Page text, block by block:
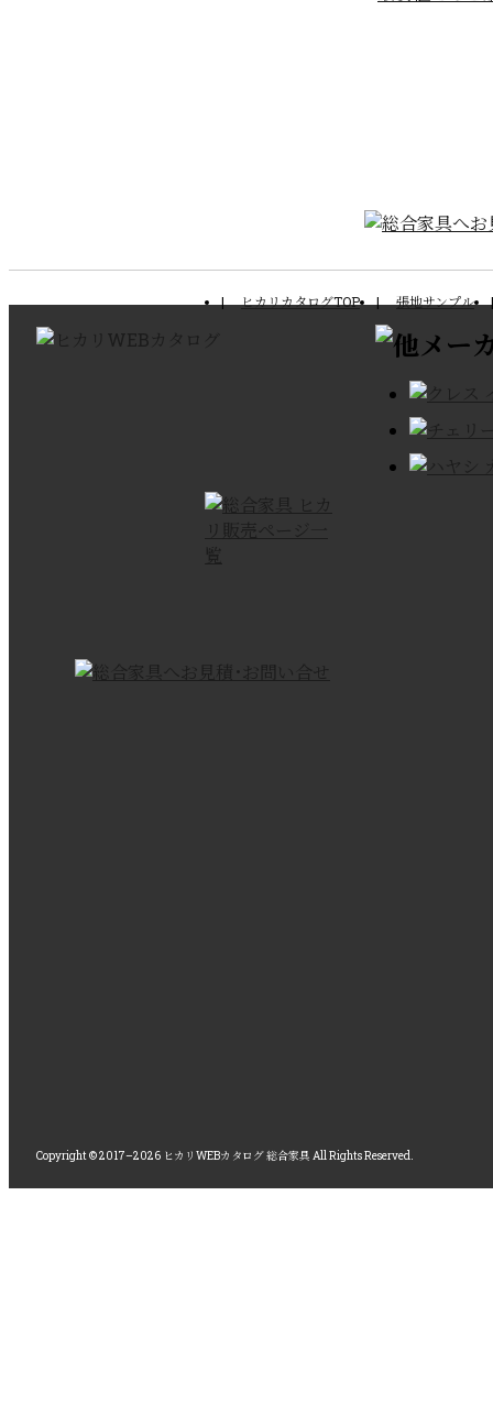
ヒカリカタログTOP 張地サンプル
Copyright © 2017–2026 ヒカリWEBカタログ 総合家具 All Rights Reserved.